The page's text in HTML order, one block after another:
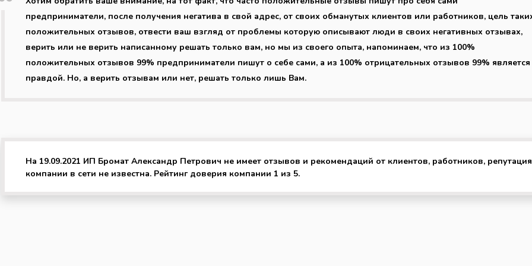
предприниматели, после получения негатива в свой адрес, от своих обманутых клиентов или работников, цель
положительных отзывов, отвести ваш взгляд от проблемы которую описывают люди в своих негативных отзывах,
верить или не верить написанному решать только вам, но мы из своего опыта, напоминаем, что из 100%
положительных отзывов 99% предприниматели пишут о себе сами, а из 100% отрицательных отзывов 99% является
правдой. Но, а верить отзывам или нет, решать только лишь Вам.
На 19.09.2021 ИП Бромат Александр Петрович не имеет отзывов и рекомендаций от клиентов, работников, репутация
компании в сети не известна. Рейтинг доверия компании 1 из 5.